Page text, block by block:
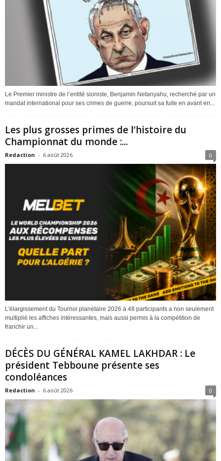
Le Premier ministre de l’entité sioniste, Benjamin Netanyahu, recherché par un
mandat international pour ses crimes de guerre, poursuit sa fuite en avant en...
Les plus grosses primes de l’histoire du
Championnat du monde :...
Redaction - 6 août 2026 0
L'élargissement du Tournoi planétaire 2026 à 48 participants a non seulement
multiplié les affiches intéressantes, mais aussi permis à la compétition de
franchir un...
DÉCÈS DU GÉNÉRAL KAMEL LAKHDAR : Le
président Tebboune présente ses
condoléances
Redaction - 6 août 2026 0